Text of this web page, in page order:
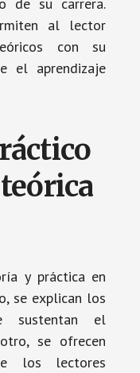
al lector
con su
el aprendizaje
y práctica en
se explican los
sustentan el
se ofrecen
los lectores